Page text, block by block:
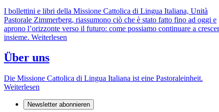
I bollettini e libri della Missione Cattolica di Lingua Italiana, Unità
Pastorale Zimmerberg, riassumono ciò che è stato fatto fino ad oggi e
aprono l’orizzonte verso il futuro: come possiamo continuare a
insieme. Weiterlesen
Über uns
Die Missione Cattolica di Lingua Italiana ist eine Pastoraleinheit.
Weiterlesen
Newsletter abonnieren